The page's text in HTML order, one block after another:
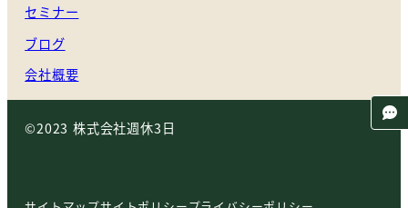
セミナー
ブログ
会社概要
©2023 株式会社週休3日